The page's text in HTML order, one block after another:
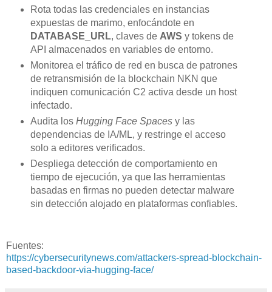
Rota todas las credenciales en instancias
expuestas de marimo, enfocándote en
DATABASE_URL, claves de AWS y tokens de
API almacenados en variables de entorno.
Monitorea el tráfico de red en busca de patrones
de retransmisión de la blockchain NKN que
indiquen comunicación C2 activa desde un host
infectado.
Audita los Hugging Face Spacesy las
dependencias de IA/ML, y restringe el acceso
solo a editores verificados.
Despliega detección de comportamiento en
tiempo de ejecución, ya que las herramientas
basadas en firmas no pueden detectar malware
sin detección alojado en plataformas confiables.
Fuentes:
https://cybersecuritynews.com/attackers-spread-blockchain-
based-backdoor-via-hugging-face/